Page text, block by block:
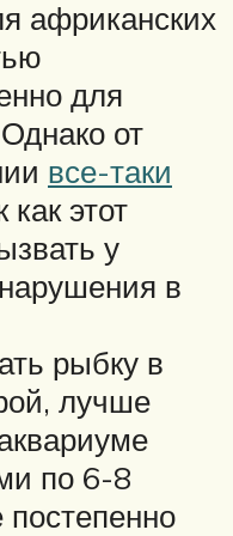
африканских
для
от
все-таки
как этот
у
в
рыбку в
лучше
по 6-8
постепенно